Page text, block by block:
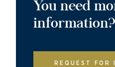
You need
information?
REQUEST FOR